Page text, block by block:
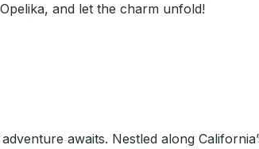
and let the charm unfold!
awaits. Nestled along